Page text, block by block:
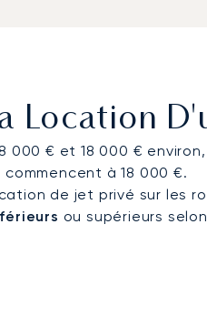
Location
€ et 18 000 €
à 18 000 €.
de jet privé sur les
ou supérieurs